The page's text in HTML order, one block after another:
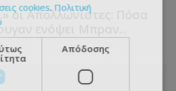
οι Απολλωνίστες: Πόσα
ενόψει Μπραν...
cookies. Πολιτική
Απόδοσης